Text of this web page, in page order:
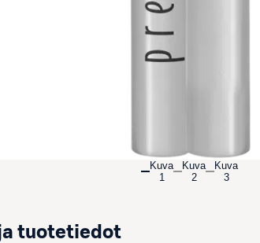
Kuva
1
Kuva
2
Kuva
3
tuotetiedot